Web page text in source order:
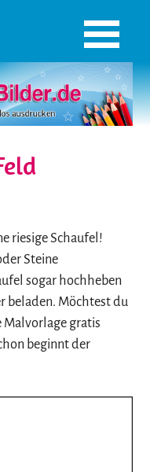
riesige Schaufel!
Steine
sogar hochheben
beladen. Möchtest du
Malvorlage gratis
beginnt der